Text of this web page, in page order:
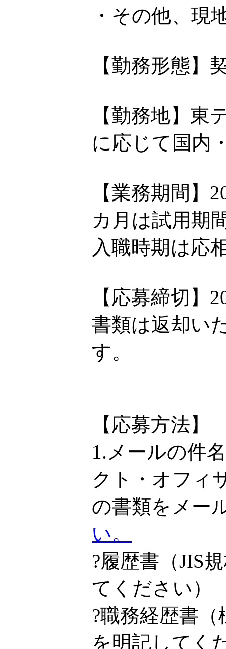
・その他、現
【勤務形態】
【勤務地】東
に応じて国内
【業務期間】
カ月は試用期
入職時期は応
【応募締切】
書類は返却い
す。
【応募方法】
1.メールの件
クト・オフィ
の書類をメー
い。
?履歴書（JIS
てください）
?職務経歴書
を明記してく